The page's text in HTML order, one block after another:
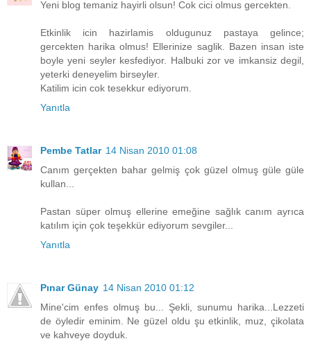
Yeni blog temaniz hayirli olsun! Cok cici olmus gercekten.
Etkinlik icin hazirlamis oldugunuz pastaya gelince;
gercekten harika olmus! Ellerinize saglik. Bazen insan iste
boyle yeni seyler kesfediyor. Halbuki zor ve imkansiz degil,
yeterki deneyelim birseyler.
Katilim icin cok tesekkur ediyorum.
Yanıtla
Pembe Tatlar 14 Nisan 2010 01:08
Canım gerçekten bahar gelmiş çok güzel olmuş güle güle
kullan...
Pastan süper olmuş ellerine emeğine sağlık canım ayrıca
katılım için çok teşekkür ediyorum sevgiler...
Yanıtla
Pınar Günay 14 Nisan 2010 01:12
Mine'cim enfes olmuş bu... Şekli, sunumu harika...Lezzeti
de öyledir eminim. Ne güzel oldu şu etkinlik, muz, çikolata
ve kahveye doyduk.